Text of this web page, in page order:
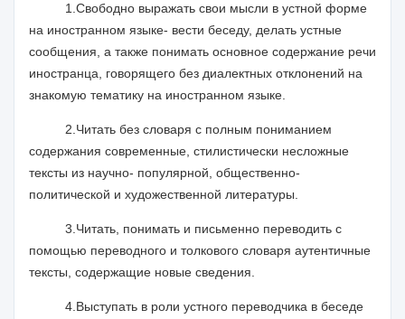
1.Свободно выражать свои мысли в устной форме
на иностранном языке- вести беседу, делать устные
сообщения, а также понимать основное содержание речи
иностранца, говорящего без диалектных отклонений на
знакомую тематику на иностранном языке.
2.Читать без словаря с полным пониманием
содержания современные, стилистически несложные
тексты из научно- популярной, общественно-
политической и художественной литературы.
3.Читать, понимать и письменно переводить с
помощью переводного и толкового словаря аутентичные
тексты, содержащие новые сведения.
4.Выступать в роли устного переводчика в беседе